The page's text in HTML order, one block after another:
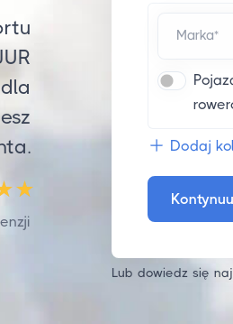
Marka*
Dodaj
Lub dowiedz się